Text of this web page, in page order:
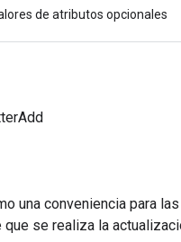
de atributos opcionales
una conveniencia para
se realiza la